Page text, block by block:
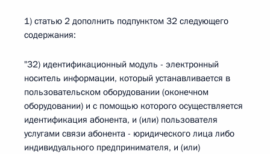
1) статью 2 дополнить подпунктом 32 следующего
содержания:
"32) идентификационный модуль - электронный
носитель информации, который устанавливается в
пользовательском оборудовании (оконечном
оборудовании) и с помощью которого осуществляется
идентификация абонента, и (или) пользователя
услугами связи абонента - юридического лица либо
индивидуального предпринимателя, и (или)